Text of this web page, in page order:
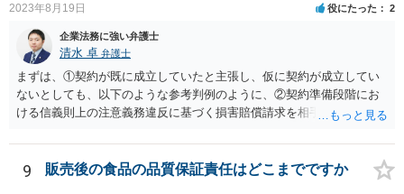
2023年8月19日 役にたった 2
企業法務に強い弁護士
清水 卓 弁護士
まずは、①契約が既に成立していたと主張し、仮に契約が成立してい
ないとしても、以下のような参考判例のように、②契約準備段階にお
ける信義則上の注意義務違反に基づく損害賠償請求を相手会社にして
旨】 https://www.courts.go.jp/app/hanrei_jp/detail2?id=34183 「ＸがＡ
の意向を受けて開発，製造したゲーム機を順次ＸからＹ，ＹからＡに
継続的に販売する旨の契約が，締結の直前にＡが突然ゲーム機の改良
9 販売後の食品の品質保証責任はどこまでですか